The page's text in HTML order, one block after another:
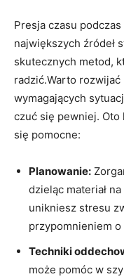
Presja czasu
największych źródeł
skutecznych metod,
radzić.Warto
wymagających
czuć się pewniej. Oto
się pomocne:
Planowanie:
dzieląc materiał
unikniesz stresu
przypomnieniem
Techniki
może⁢ pomóc w